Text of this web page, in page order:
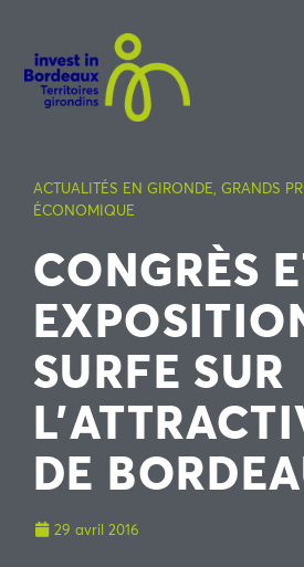
ACTUALITÉS EN GIRONDE, GRANDS
ÉCONOMIQUE
CONGRÈS
SURFE SUR
DE
29 avril 2016